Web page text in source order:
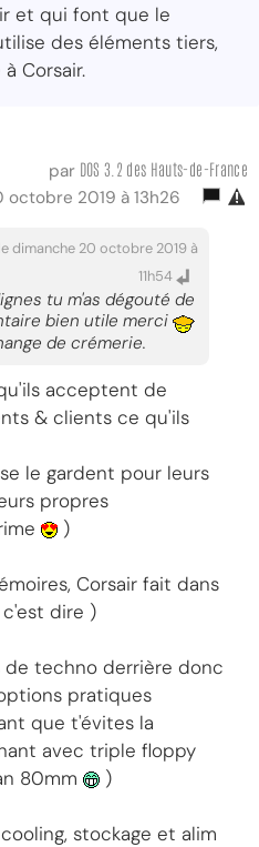
et qui font que le
des éléments tiers,
Corsair.
par DOS 3.2 des Hauts-de-France
octobre 2019 à 13h26
le dimanche 20 octobre 2019 à
11h54
tu m'as dégouté de
bien utile merci
de crémerie.
acceptent de
& clients ce qu'ils
le gardent pour leurs
propres
)
Corsair fait dans
c'est dire )
de techno derrière donc
pratiques
que t'évites la
avec triple floppy
80mm
)
stockage et alim